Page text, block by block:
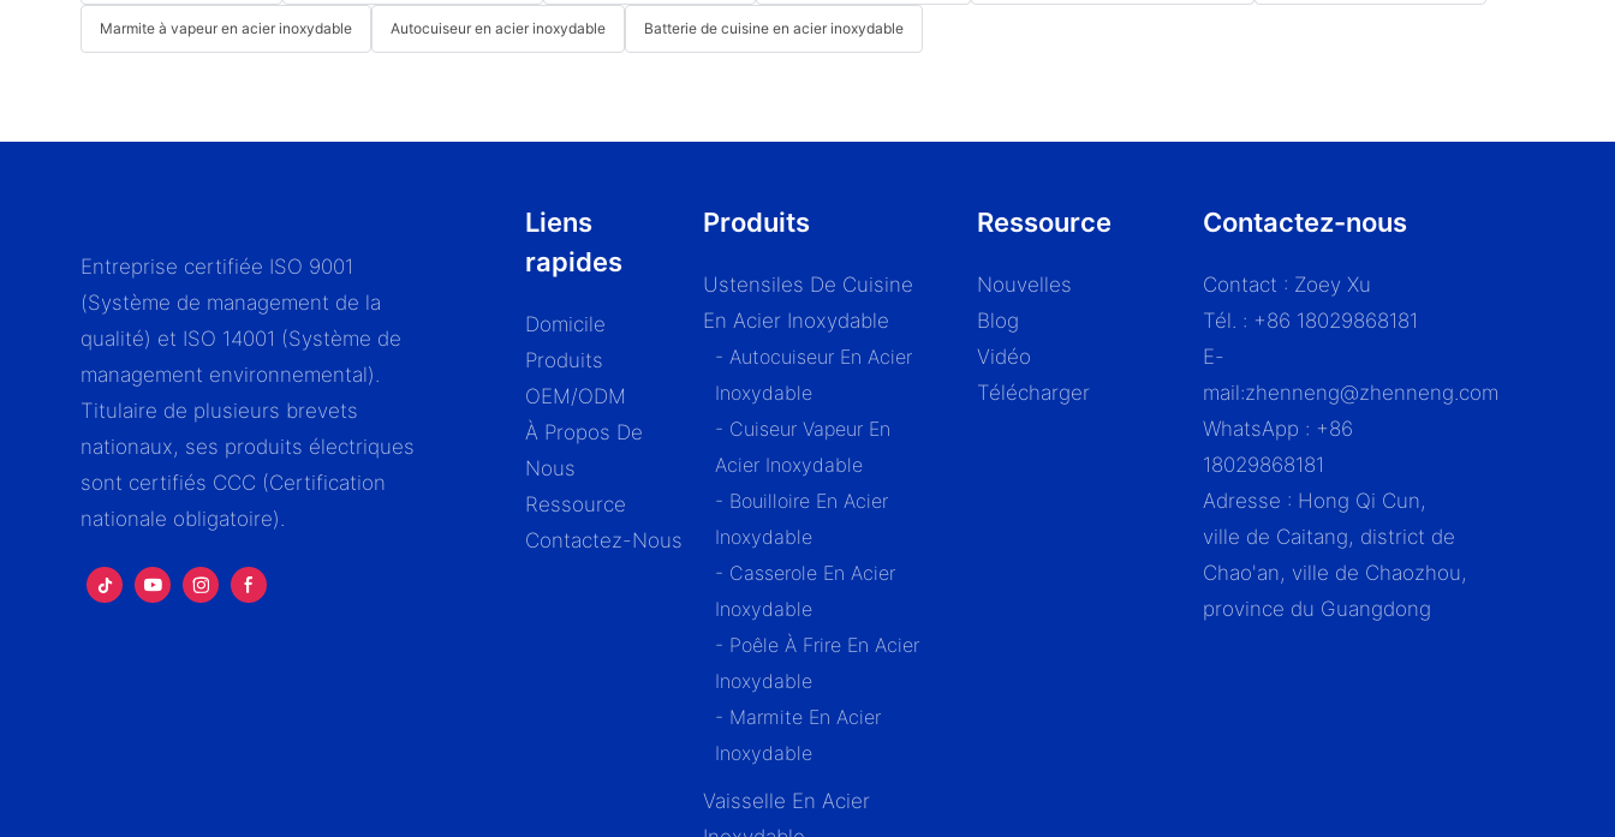
Marmite à vapeur en acier inoxydable Autocuiseur en acier inoxydable Batterie de cuisine en acier inoxydable
Entreprise certifiée ISO 9001
(Système de management de la
qualité) et ISO 14001 (Système de
management environnemental).
Titulaire de plusieurs brevets
nationaux, ses produits électriques
sont certifiés CCC (Certification
nationale obligatoire).
Liens
rapides
Domicile
Produits
OEM/ODM
À Propos De
Nous
Ressource
Contactez-Nous
Produits
Ustensiles De Cuisine
En Acier Inoxydable
- Autocuiseur En Acier
Inoxydable
- Cuiseur Vapeur En
Acier Inoxydable
- Bouilloire En Acier
Inoxydable
- Casserole En Acier
Inoxydable
- Poêle À Frire En Acier
Inoxydable
- Marmite En Acier
Inoxydable
Vaisselle En Acier
Ressource
Nouvelles
Blog
Vidéo
Télécharger
Contactez-nous
Contact : Zoey Xu
Tél. : +86 18029868181
E-
mail:zhenneng@zhenneng.com
WhatsApp : +86
18029868181
Adresse : Hong Qi Cun,
ville de Caitang, district de
Chao'an, ville de Chaozhou,
province du Guangdong